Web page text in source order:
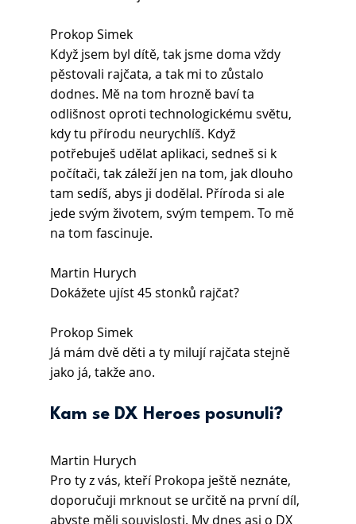
Prokop Simek
Když jsem byl dítě, tak jsme doma vždy
pěstovali rajčata, a tak mi to zůstalo
dodnes. Mě na tom hrozně baví ta
odlišnost oproti technologickému světu,
kdy tu přírodu neurychlíš. Když
potřebuješ udělat aplikaci, sedneš si k
počítači, tak záleží jen na tom, jak dlouho
tam sedíš, abys ji dodělal. Příroda si ale
jede svým životem, svým tempem. To mě
na tom fascinuje.
Martin Hurych
Dokážete ujíst 45 stonků rajčat?
Prokop Simek
Já mám dvě děti a ty milují rajčata stejně
jako já, takže ano.
Kam se DX Heroes posunuli?
Martin Hurych
Pro ty z vás, kteří Prokopa ještě neznáte,
doporučuji mrknout se určitě na první díl,
abyste měli souvislosti. My dnes asi o DX